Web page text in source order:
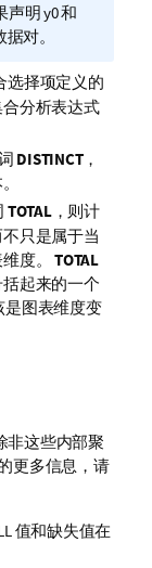
声明y0和
对。
选择项定义的
分析表达式
DISTINCT，
TOTAL，则计
只是属于当
度。 TOTAL
起来的一个
是图表维度变
非这些内部聚
更多信息，请
值和缺失值在